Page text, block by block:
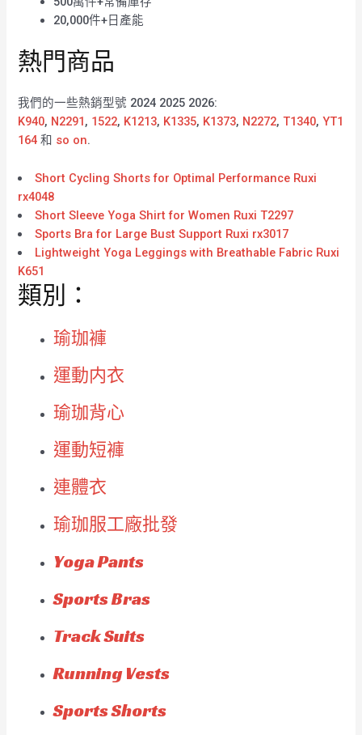
20,000件+日產能
熱門商品
我們的一些熱銷型號 2024 2025 2026:
K940, N2291 , 1522, K1213, K1335, K1373, N2272,T1340,YT1
164 和 so on.
Short Cycling Shorts for Optimal Performance Ruxi
rx4048
Short Sleeve Yoga Shirt for Women Ruxi T2297
Sports Bra for Large Bust Support Ruxi rx3017
Lightweight Yoga Leggings with Breathable Fabric Ruxi
K651
類別：
瑜珈褲
運動内衣
瑜珈背心
運動短褲
連體衣
瑜珈服工廠批發
Yoga Pants
Sports Bras
Track Suits
Running Vests
Sports Shorts